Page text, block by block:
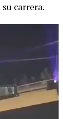
carrera.